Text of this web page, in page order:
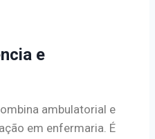
e
ambulatorial e
em enfermaria. É